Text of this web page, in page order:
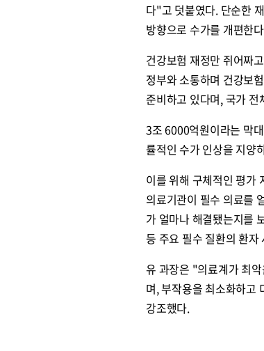
다"고 덧붙였다. 단순한
방향으로 수가를 개편한
건강보험 재정만 쥐어짜
정부와 소통하며 건강보
준비하고 있다며, 국가
3조 6000억원이라는 막
률적인 수가 인상을 지양
이를 위해 구체적인 평가
의료기관이 필수 의료를
가 얼마나 해결됐는지를
등 주요 필수 질환의 환
유 과장은 "의료계가 최
며, 부작용을 최소화하고
강조했다.